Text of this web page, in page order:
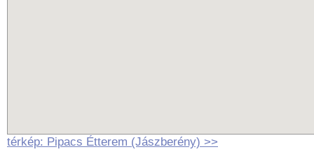
térkép: Pipacs Étterem (Jászberény) >>